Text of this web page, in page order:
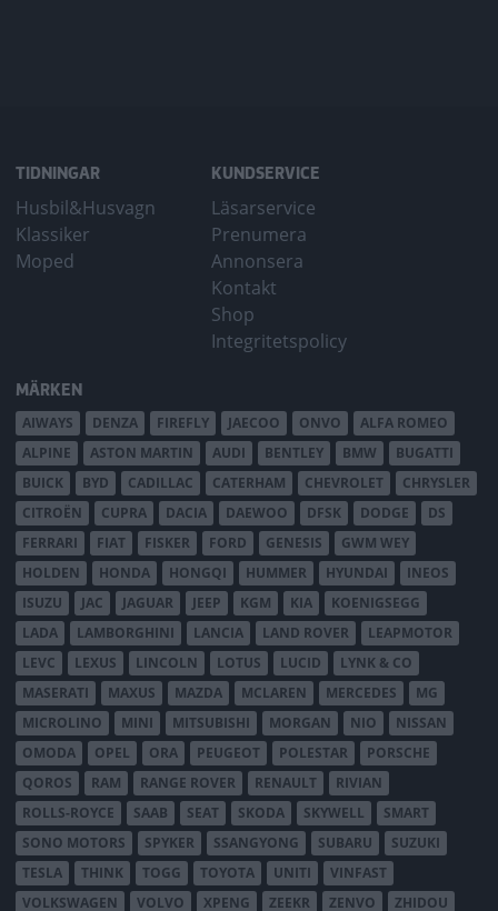
TIDNINGAR
Husbil&Husvagn
Klassiker
Moped
KUNDSERVICE
Läsarservice
Prenumera
Annonsera
Kontakt
Shop
Integritetspolicy
MÄRKEN
AIWAYS DENZA FIREFLY JAECOO ONVO
ALFA ROMEO
ALPINE
ASTON MARTIN AUDI BENTLEY BMW
BUGATTI
BUICK
BYD CADILLAC CATERHAM CHEVROLET
CHRYSLER
CITROËN
CUPRA DACIA DAEWOO DFSK DODGE
DS
FERRARI
FIAT FISKER FORD GENESIS
GWM WEY
HOLDEN
HONDA HONGQI HUMMER HYUNDAI
INEOS
ISUZU
JAC JAGUAR JEEP KGM KIA
KOENIGSEGG
LADA
LAMBORGHINI LANCIA LAND ROVER
LEAPMOTOR
LEVC
LEXUS LINCOLN LOTUS LUCID
LYNK & CO
MASERATI
MAXUS MAZDA MCLAREN MERCEDES
MG
MICROLINO
MINI MITSUBISHI MORGAN NIO
NISSAN
OMODA
OPEL ORA PEUGEOT POLESTAR
PORSCHE
QOROS
RAM RANGE ROVER RENAULT
RIVIAN
ROLLS-ROYCE
SAAB SEAT SKODA SKYWELL
SMART
SONO MOTORS
SPYKER SSANGYONG SUBARU
SUZUKI
TESLA
THINK TOGG TOYOTA UNITI
VINFAST
VOLKSWAGEN
VOLVO XPENG ZEEKR ZENVO ZHIDOU